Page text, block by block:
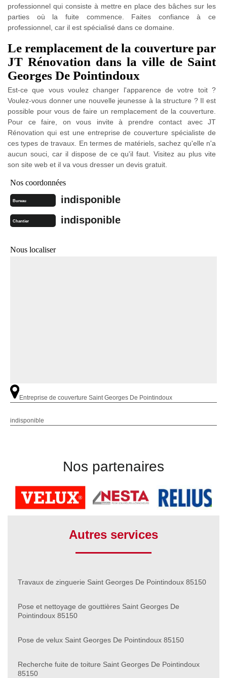
professionnel qui consiste à mettre en place des bâches sur les
parties où la fuite commence. Faites confiance à ce
professionnel, car il est spécialisé dans ce domaine.
Le remplacement de la couverture par
JT Rénovation dans la ville de Saint
Georges De Pointindoux
Est-ce que vous voulez changer l'apparence de votre toit ?
Voulez-vous donner une nouvelle jeunesse à la structure ? Il est
possible pour vous de faire un remplacement de la couverture.
Pour ce faire, on vous invite à prendre contact avec JT
Rénovation qui est une entreprise de couverture spécialiste de
ces types de travaux. En termes de matériels, sachez qu'elle n'a
aucun souci, car il dispose de ce qu'il faut. Visitez au plus vite
son site web et il va vous dresser un devis gratuit.
Nos coordonnées
Bureau indisponible
Chantier indisponible
Nous localiser
Entreprise de couverture Saint Georges De Pointindoux
indisponible
Nos partenaires
Autres services
Travaux de zinguerie Saint Georges De Pointindoux 85150
Pose et nettoyage de gouttières Saint Georges De
Pointindoux 85150
Pose de velux Saint Georges De Pointindoux 85150
Recherche fuite de toiture Saint Georges De Pointindoux
85150